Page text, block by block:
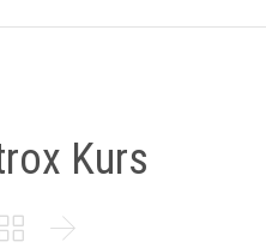
Kurs
